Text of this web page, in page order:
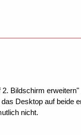
Bildschirm
Desktop auf beide
nicht.